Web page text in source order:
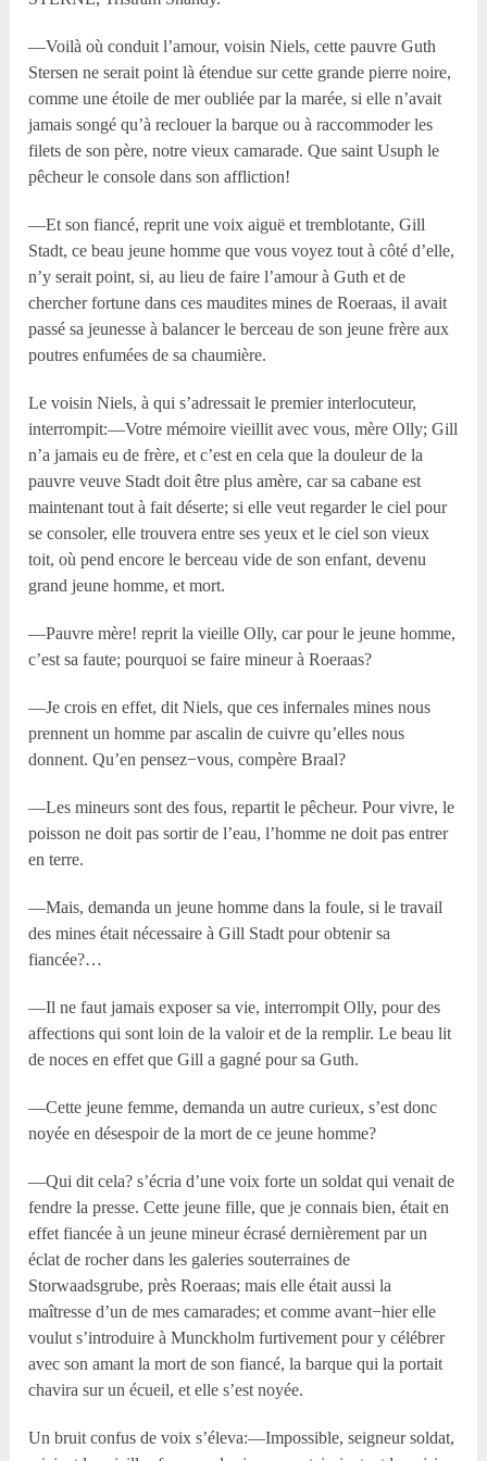
—Voilà où conduit l’amour, voisin Niels, cette pauvre Guth
Stersen ne serait point là étendue sur cette grande pierre noire,
comme une étoile de mer oubliée par la marée, si elle n’avait
jamais songé qu’à reclouer la barque ou à raccommoder les
filets de son père, notre vieux camarade. Que saint Usuph le
pêcheur le console dans son affliction!
—Et son fiancé, reprit une voix aiguë et tremblotante, Gill
Stadt, ce beau jeune homme que vous voyez tout à côté d’elle,
n’y serait point, si, au lieu de faire l’amour à Guth et de
chercher fortune dans ces maudites mines de Roeraas, il avait
passé sa jeunesse à balancer le berceau de son jeune frère aux
poutres enfumées de sa chaumière.
Le voisin Niels, à qui s’adressait le premier interlocuteur,
interrompit:—Votre mémoire vieillit avec vous, mère Olly; Gill
n’a jamais eu de frère, et c’est en cela que la douleur de la
pauvre veuve Stadt doit être plus amère, car sa cabane est
maintenant tout à fait déserte; si elle veut regarder le ciel pour
se consoler, elle trouvera entre ses yeux et le ciel son vieux
toit, où pend encore le berceau vide de son enfant, devenu
grand jeune homme, et mort.
—Pauvre mère! reprit la vieille Olly, car pour le jeune homme,
c’est sa faute; pourquoi se faire mineur à Roeraas?
—Je crois en effet, dit Niels, que ces infernales mines nous
prennent un homme par ascalin de cuivre qu’elles nous
donnent. Qu’en pensez−vous, compère Braal?
—Les mineurs sont des fous, repartit le pêcheur. Pour vivre, le
poisson ne doit pas sortir de l’eau, l’homme ne doit pas entrer
en terre.
—Mais, demanda un jeune homme dans la foule, si le travail
des mines était nécessaire à Gill Stadt pour obtenir sa
fiancée?…
—Il ne faut jamais exposer sa vie, interrompit Olly, pour des
affections qui sont loin de la valoir et de la remplir. Le beau lit
de noces en effet que Gill a gagné pour sa Guth.
—Cette jeune femme, demanda un autre curieux, s’est donc
noyée en désespoir de la mort de ce jeune homme?
—Qui dit cela? s’écria d’une voix forte un soldat qui venait de
fendre la presse. Cette jeune fille, que je connais bien, était en
effet fiancée à un jeune mineur écrasé dernièrement par un
éclat de rocher dans les galeries souterraines de
Storwaadsgrube, près Roeraas; mais elle était aussi la
maîtresse d’un de mes camarades; et comme avant−hier elle
voulut s’introduire à Munckholm furtivement pour y célébrer
avec son amant la mort de son fiancé, la barque qui la portait
chavira sur un écueil, et elle s’est noyée.
Un bruit confus de voix s’éleva:—Impossible, seigneur soldat,